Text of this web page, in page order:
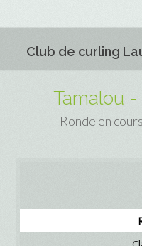
Club de curling
Tamalou
Ronde en